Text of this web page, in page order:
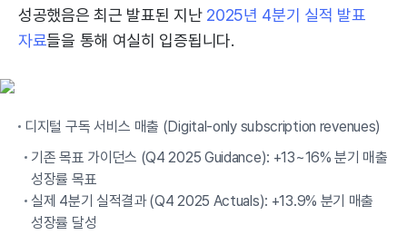
성공했음은 최근 발표된 지난 2025년 4분기 실적 발표
자료들을 통해 여실히 입증됩니다.
디지털 구독 서비스 매출 (Digital-only subscription revenues)
기존 목표 가이던스 (Q4 2025 Guidance): +13~16% 분기 매출
성장률 목표
실제 4분기 실적결과 (Q4 2025 Actuals): +13.9% 분기 매출
성장률 달성